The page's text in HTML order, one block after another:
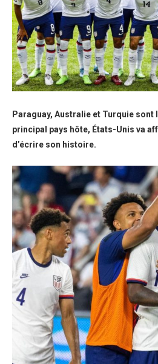
Paraguay, Australie et Turquie sont
principal pays hôte, États-Unis va
d’écrire son histoire.